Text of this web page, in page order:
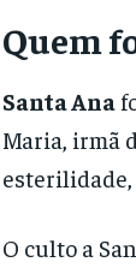
Quem
Santa Ana
Maria, irmã
esterilidade,
O culto a